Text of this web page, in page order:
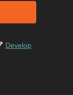
Develop